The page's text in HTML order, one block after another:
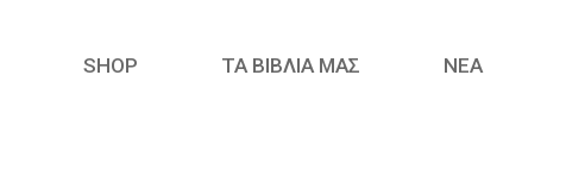
SHOP ΤΑ ΒΙΒΛΙΑ ΜΑΣ ΝΈΑ